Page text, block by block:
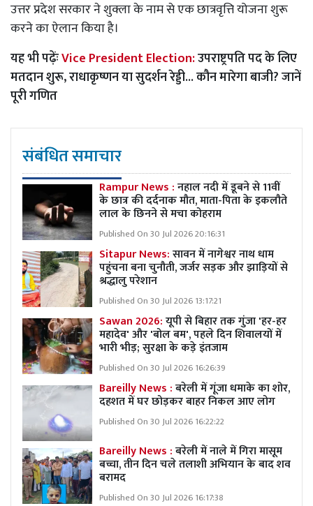
उत्तर प्रदेश सरकार ने शुक्ला के नाम से एक छात्रवृत्ति योजना शुरू
करने का ऐलान किया है।
यह भी पढ़ेंःVice President Election:उपराष्ट्रपति पद के लिए
मतदान शुरू, राधाकृष्णन या सुदर्शन रेड्डी... कौन मारेगा बाजी? जानें
पूरी गणित
संबंधित समाचार
Rampur News :नहाल नदी में डूबने से 11वीं
के छात्र की दर्दनाक मौत, माता-पिता के इकलौते
लाल के छिनने से मचा कोहराम
Published On 30 Jul 2026 20:16:31
Sitapur News:सावन में नागेश्वर नाथ धाम
पहुंचना बना चुनौती, जर्जर सड़क और झाड़ियों से
श्रद्धालु परेशान
Published On 30 Jul 2026 13:17:21
Sawan 2026:यूपी से बिहार तक गुंजा 'हर-हर
महादेव' और 'बोल बम', पहले दिन शिवालयों में
भारी भीड़; सुरक्षा के कड़े इंतजाम
Published On 30 Jul 2026 16:26:39
Bareilly News :बरेली में गूंजा धमाके का शोर,
दहशत में घर छोड़कर बाहर निकल आए लोग
Published On 30 Jul 2026 16:22:22
Bareilly News :बरेली में नाले में गिरा मासूम
बच्चा, तीन दिन चले तलाशी अभियान के बाद शव
बरामद
Published On 30 Jul 2026 16:17:38